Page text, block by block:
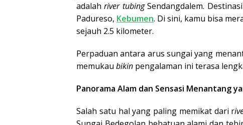
adalahriver tubingSendangdalem.
Padureso, Kebumen. Di sini, kamu bisa
sejauh 2.5 kilometer.
Perpaduan antara arus sungai yang
memukau bikin pengalaman ini terasa
Panorama Alam dan Sensasi Menantang
Salah satu hal yang paling memikat dari r